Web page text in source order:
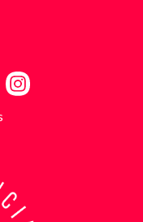
variaban
dependiendo de
cada víctima. A
sectores
cámaras de
de analizar
con el objetivo
sospechosos